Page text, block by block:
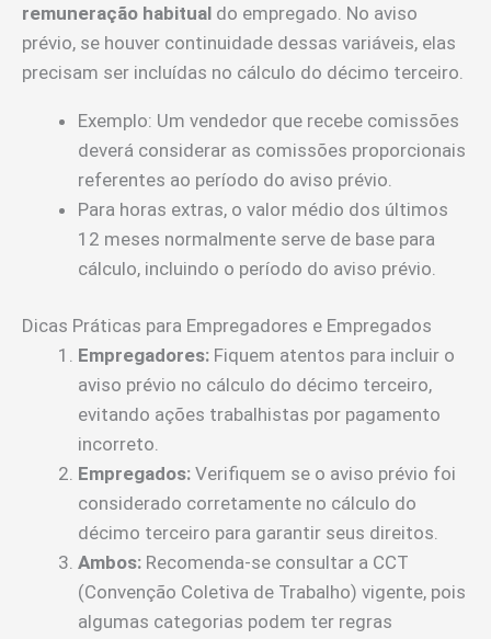
remuneração habitual do empregado. No aviso
prévio, se houver continuidade dessas variáveis, elas
precisam ser incluídas no cálculo do décimo terceiro.
Exemplo: Um vendedor que recebe comissões
deverá considerar as comissões proporcionais
referentes ao período do aviso prévio.
Para horas extras, o valor médio dos últimos
12 meses normalmente serve de base para
cálculo, incluindo o período do aviso prévio.
Dicas Práticas para Empregadores e Empregados
Empregadores: Fiquem atentos para incluir o
aviso prévio no cálculo do décimo terceiro,
evitando ações trabalhistas por pagamento
incorreto.
Empregados: Verifiquem se o aviso prévio foi
considerado corretamente no cálculo do
décimo terceiro para garantir seus direitos.
Ambos: Recomenda-se consultar a CCT
(Convenção Coletiva de Trabalho) vigente, pois
algumas categorias podem ter regras